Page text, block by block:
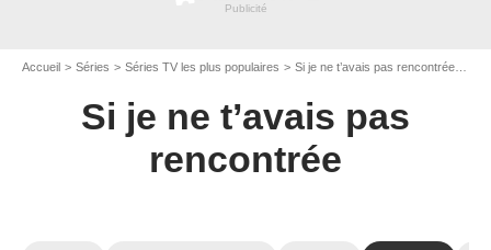
Accueil Séries Séries TV les plus populaires Si je ne t’avais pas rencontrée
Si je ne t’avais pas
rencontrée